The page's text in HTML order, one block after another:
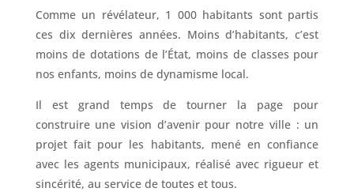
Comme un révélateur, 1 000 habitants sont partis
ces dix dernières années. Moins d’habitants, c’est
moins de dotations de l’État, moins de classes pour
nos enfants, moins de dynamisme local.
Il est grand temps de tourner la page pour
construire une vision d’avenir pour notre ville : un
projet fait pour les habitants, mené en confiance
avec les agents municipaux, réalisé avec rigueur et
sincérité, au service de toutes et tous.